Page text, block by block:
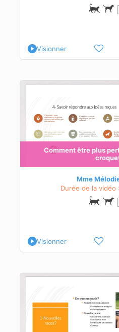
Visionner
Comment être plus
Mme
Durée de la vidéo
Visionner